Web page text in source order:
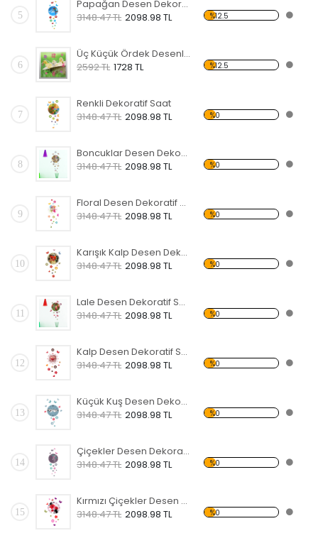
5
Papağan Desen Dekoratif Saat
3148.47 TL 2098.98 TL %12.5
6
Üç Küçük Ördek Desenli Dekoratif Duvar Saati
2592 TL 1728 TL %12.5
7
Renkli Dekoratif Saat
3148.47 TL 2098.98 TL %0
8
Boncuklar Desen Dekoratif Saat
3148.47 TL 2098.98 TL %0
9
Floral Desen Dekoratif Saat
3148.47 TL 2098.98 TL %0
10
Karışık Kalp Desen Dekoratif Saat
3148.47 TL 2098.98 TL %0
11
Lale Desen Dekoratif Saat
3148.47 TL 2098.98 TL %0
12
Kalp Desen Dekoratif Saat
3148.47 TL 2098.98 TL %0
13
Küçük Kuş Desen Dekoratif Saat
3148.47 TL 2098.98 TL %0
14
Çiçekler Desen Dekoratif Saat
3148.47 TL 2098.98 TL %0
15
Kırmızı Çiçekler Desen Dekoratif Saat
3148.47 TL 2098.98 TL %0